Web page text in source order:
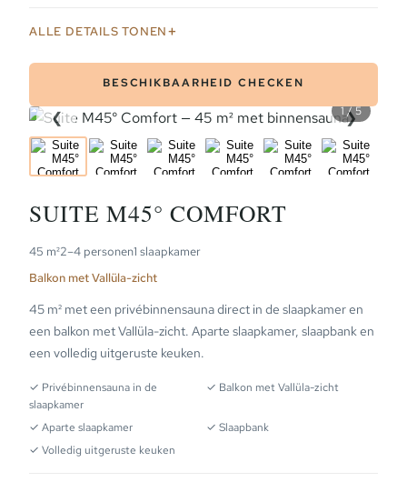
ALLE DETAILS TONEN
BESCHIKBAARHEID CHECKEN
❮ ❯
1 / 5
SUITE M45° COMFORT
45 m²2–4 personen1 slaapkamer
Balkon met Vallüla-zicht
45 m² met een privébinnensauna direct in de slaapkamer en
een balkon met Vallüla-zicht. Aparte slaapkamer, slaapbank en
een volledig uitgeruste keuken.
✓ Privébinnensauna in de
slaapkamer
✓ Balkon met Vallüla-zicht
✓ Aparte slaapkamer
✓ Slaapbank
✓ Volledig uitgeruste keuken